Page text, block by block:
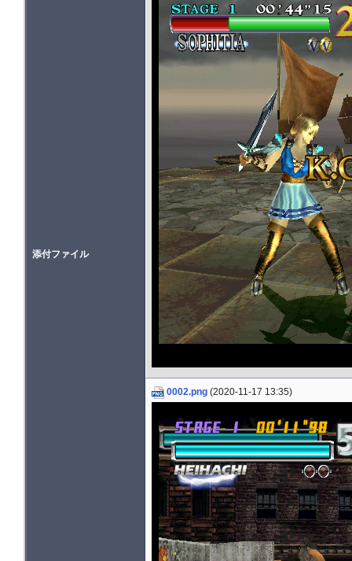
添付ファイル
0002.png (2020-11-17 13:35)